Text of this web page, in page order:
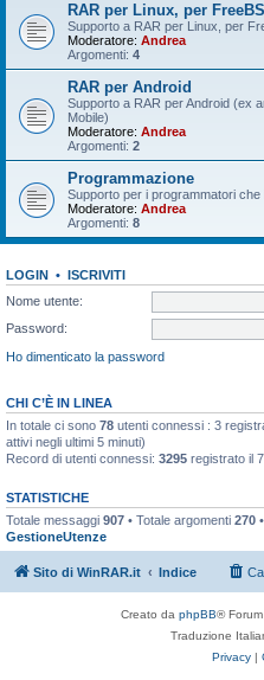
RAR per Linux, per
Supporto a RAR per Linux, per
Moderatore: Andrea
Argomenti: 4
RAR per Android
Supporto a RAR per Android (ex
Mobile)
Moderatore: Andrea
Argomenti: 2
Programmazione
Supporto per i programmatori
Moderatore: Andrea
Argomenti: 8
LOGIN • ISCRIVITI
Nome utente:
Password:
Ho dimenticato la password
CHI C’È IN LINEA
In totale ci sono 78 utenti connessi : 3
attivi negli ultimi 5 minuti)
Record di utenti connessi: 3295 registrato il
STATISTICHE
Totale messaggi 907 • Totale argomenti 270
GestioneUtenze
Sito di WinRAR.it Indice
Creato da phpBB®
Traduzione
Privacy |